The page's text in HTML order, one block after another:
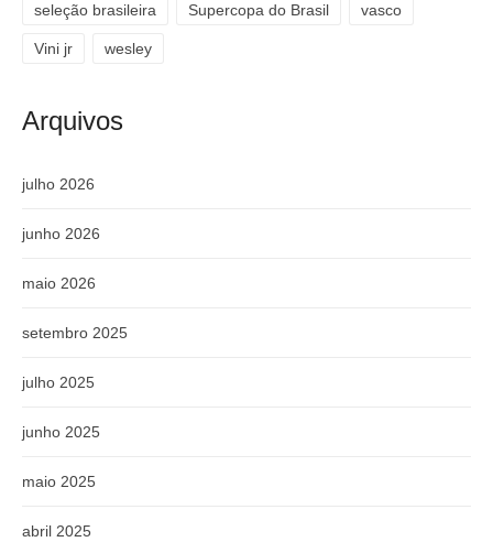
seleção brasileira Supercopa do Brasil vasco
Vini jr wesley
Arquivos
julho 2026
junho 2026
maio 2026
setembro 2025
julho 2025
junho 2025
maio 2025
abril 2025